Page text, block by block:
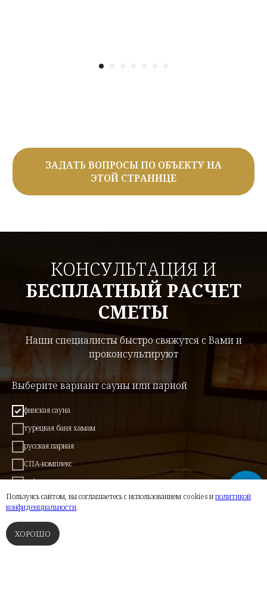
ФИНСКИЕ САУНЫ
ЗАДАТЬ ВОПРОСЫ ПО ОБЪЕКТУ НА
ЭТОЙ СТРАНИЦЕ
КОНСУЛЬТАЦИЯ И
БЕСПЛАТНЫЙ РАСЧЕТ
СМЕТЫ
Наши специалисты быстро свяжутся с Вами и
проконсультируют
Выберите вариант сауны или парной
финская сауна
турецкая баня хамам
русская парная
СПА-комплекс
инфракрасная сауна
бассейн
свой вариант
Пользуясь сайтом, вы соглашаетесь с использованием cookies иполитикой
конфиденциальности.
ХОРОШО